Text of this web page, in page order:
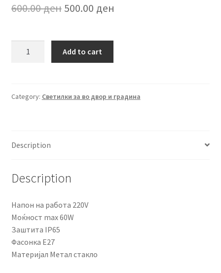
600.00ден Original
was:
600.00 ден.
500.00 ден
quantity
Add to cart
Category: Светилки за во двор и градина
Description
Description
Напон на работа 220V
Моќност max 60W
Заштита IP65
Фасонка E27
Материјал Метал стакло